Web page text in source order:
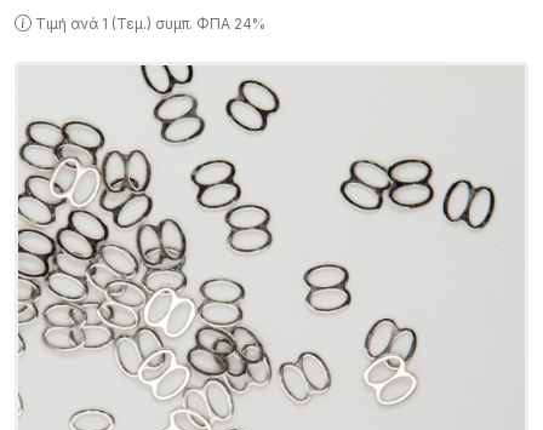
Τιμή ανά 1 (Τεμ.) συμπ. ΦΠΑ 24%